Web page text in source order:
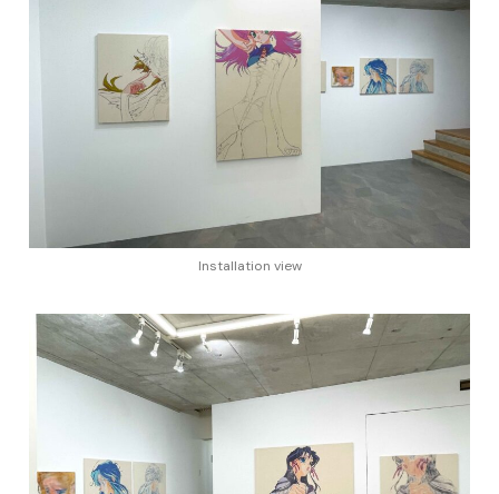
Installation view